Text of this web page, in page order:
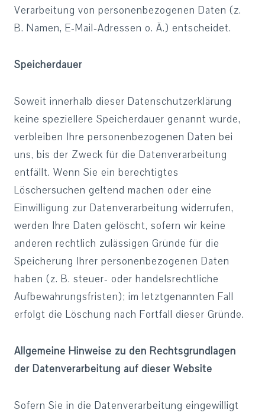
Verarbeitung von personenbezogenen Daten (z.
B. Namen, E-Mail-Adressen o. Ä.) entscheidet.
Speicherdauer
Soweit innerhalb dieser Datenschutzerklärung
keine speziellere Speicherdauer genannt wurde,
verbleiben Ihre personenbezogenen Daten bei
uns, bis der Zweck für die Datenverarbeitung
entfällt. Wenn Sie ein berechtigtes
Löschersuchen geltend machen oder eine
Einwilligung zur Datenverarbeitung widerrufen,
werden Ihre Daten gelöscht, sofern wir keine
anderen rechtlich zulässigen Gründe für die
Speicherung Ihrer personenbezogenen Daten
haben (z. B. steuer- oder handelsrechtliche
Aufbewahrungsfristen); im letztgenannten Fall
erfolgt die Löschung nach Fortfall dieser Gründe.
Allgemeine Hinweise zu den Rechtsgrundlagen
der Datenverarbeitung auf dieser Website
Sofern Sie in die Datenverarbeitung eingewilligt